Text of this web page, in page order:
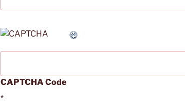
CAPTCHA Code
*